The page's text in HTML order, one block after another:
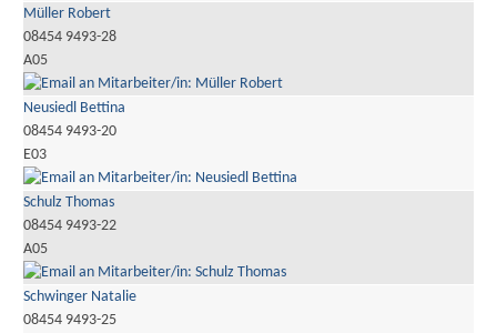
Müller Robert
08454 9493-28
A05
Neusiedl Bettina
08454 9493-20
E03
Schulz Thomas
08454 9493-22
A05
Schwinger Natalie
08454 9493-25